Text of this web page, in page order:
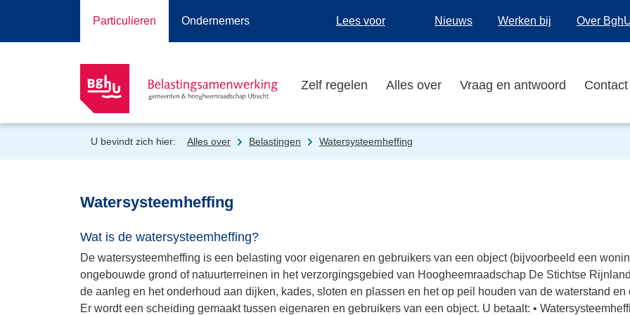
Particulieren Ondernemers Lees voor Nieuws Werken bij Over
Zelf regelen Alles over Vraag en antwoord Contact
U bevindt zich hier: Alles over Belastingen Watersysteemheffing
Watersysteemheffing
Wat is de watersysteemheffing?
De watersysteemheffing is een belasting voor eigenaren en gebruikers van een object (bijvoorbeeld een
ongebouwde grond of natuurterreinen in het verzorgingsgebied van Hoogheemraadschap De Stichtse
de aanleg en het onderhoud aan dijken, kades, sloten en plassen en het op peil houden van de waterstand en
Er wordt een scheiding gemaakt tussen eigenaren en gebruikers van een object. U betaalt: •